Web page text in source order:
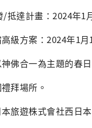
達計畫：2024年1
級方案：2024年1月
佛合一為主題的春
拜場所。
旅遊株式會社西日